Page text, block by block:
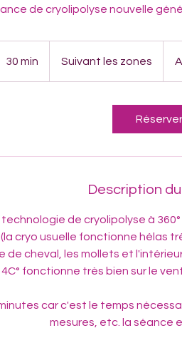
de cryolipolyse nouvelle
30 min
zonesSuivant les zones
Réserver
Description
de cryolipolyse à
cryo usuelle fonctionne hélas
de cheval, les mollets et
fonctionne très bien sur le
car c'est le temps
mesures, etc. la séance